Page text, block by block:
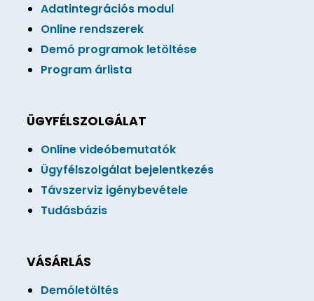
Adatintegrációs modul
Online rendszerek
Demó programok letöltése
Program árlista
ÜGYFÉLSZOLGÁLAT
Online videóbemutatók
Ügyfélszolgálat bejelentkezés
Távszerviz igénybevétele
Tudásbázis
VÁSÁRLÁS
Demóletöltés